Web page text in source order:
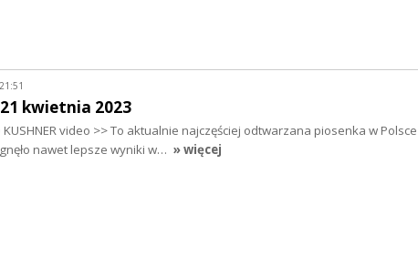
21 kwietnia 2023
KUSHNER video >> To aktualnie najczęściej odtwarzana piosenka w
nawet lepsze wyniki w… » więcej